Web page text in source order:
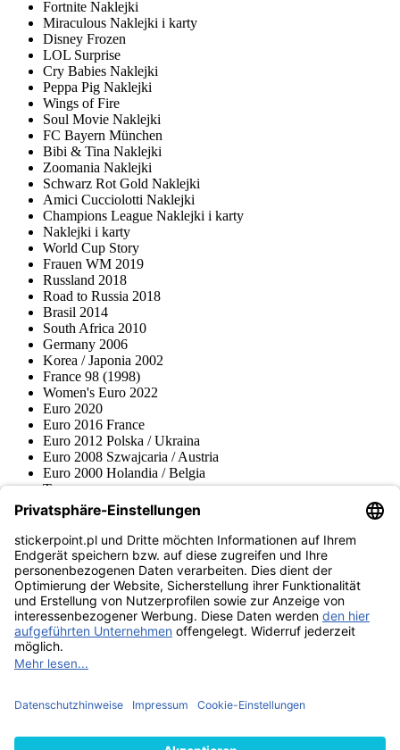
Fortnite Naklejki
Miraculous Naklejki i karty
Disney Frozen
LOL Surprise
Cry Babies Naklejki
Peppa Pig Naklejki
Wings of Fire
Soul Movie Naklejki
FC Bayern München
Bibi & Tina Naklejki
Zoomania Naklejki
Schwarz Rot Gold Naklejki
Amici Cucciolotti Naklejki
Champions League Naklejki i karty
Naklejki i karty
World Cup Story
Frauen WM 2019
Russland 2018
Road to Russia 2018
Brasil 2014
South Africa 2010
Germany 2006
Korea / Japonia 2002
France 98 (1998)
Women's Euro 2022
Euro 2020
Euro 2016 France
Euro 2012 Polska / Ukraina
Euro 2008 Szwajcaria / Austria
Euro 2000 Holandia / Belgia
Topps
Blue Ocean
Pokémon
Różne serie
Akcesoria
Merchandise
Muzeum produktów
stickerpoint.pl
NadrukOchrona danychAGB Zasady anulowania rezerwacji i wzór
formularza anulowania rezerwacji
umowy Dostępność cyfrowa sklepu
Wysyłka i dostawaInformacje na temat prawa dotyczącego
Metody płatności